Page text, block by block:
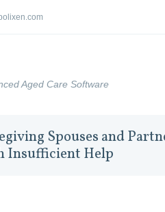
Aged Care Software
Spouses and
Insufficient Help